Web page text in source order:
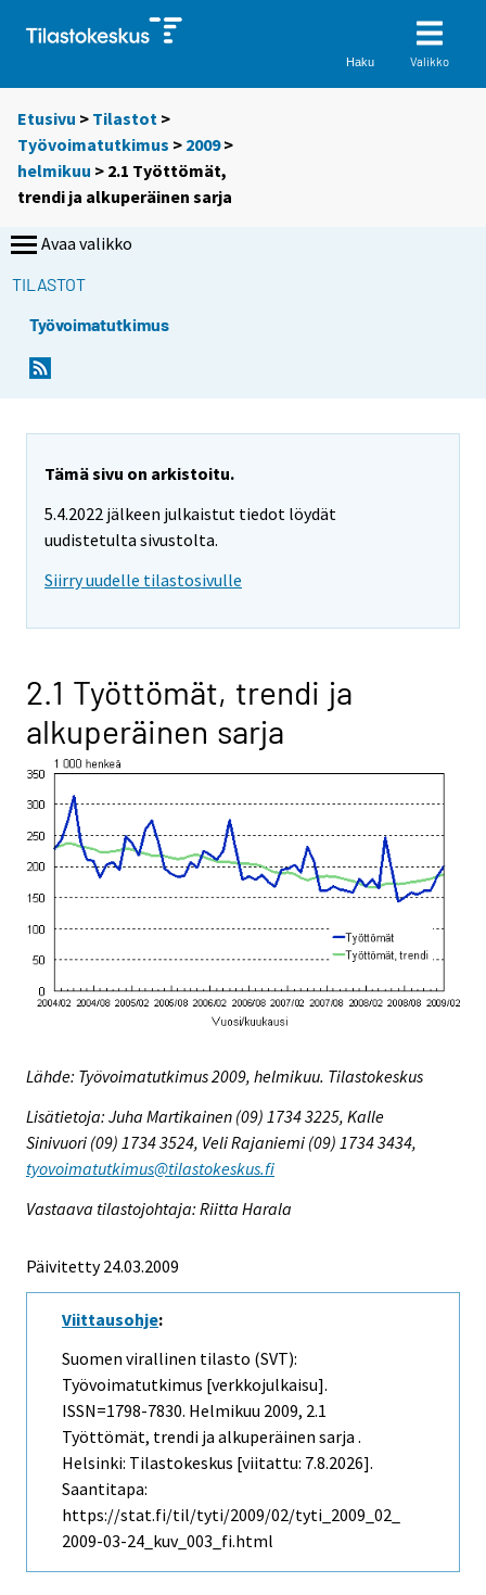
Haku Valikko
Etusivu > Tilastot >
Työvoimatutkimus > 2009>
helmikuu > 2.1 Työttömät,
trendi ja alkuperäinen sarja
Avaa valikko
TILASTOT
Työvoimatutkimus
Tämä sivu on arkistoitu.
5.4.2022 jälkeen julkaistut tiedot löydät
uudistetulta sivustolta.
Siirry uudelle tilastosivulle
2.1 Työttömät, trendi ja
alkuperäinen sarja
Lähde: Työvoimatutkimus 2009, helmikuu. Tilastokeskus
Lisätietoja: Juha Martikainen (09) 1734 3225, Kalle
Sinivuori (09) 1734 3524, Veli Rajaniemi (09) 1734 3434,
tyovoimatutkimus@tilastokeskus.fi
Vastaava tilastojohtaja: Riitta Harala
Päivitetty 24.03.2009
Viittausohje:
Suomen virallinen tilasto (SVT):
Työvoimatutkimus [verkkojulkaisu].
ISSN=1798-7830. Helmikuu 2009, 2.1
Työttömät, trendi ja alkuperäinen sarja .
Helsinki: Tilastokeskus [viitattu: 7.8.2026].
Saantitapa:
https://stat.fi/til/tyti/2009/02/tyti_2009_02_
2009-03-24_kuv_003_fi.html